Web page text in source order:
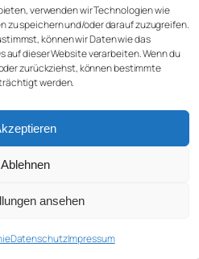
verwenden wir Technologien wie
zu speichern und/oder darauf zuzugreifen.
können wir Daten wie das
auf dieser Website verarbeiten. Wenn du
zurückziehst, können bestimmte
werden.
Ablehnen
ansehen
DatenschutzImpressum
Emotion-
forice 89 e.V.